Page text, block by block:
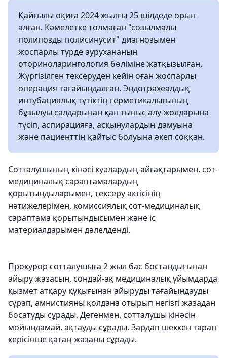
Қайғылы оқиға 2024 жылғы 25 шілдеде орын
алған. Кәмелетке толмаған "созылмалы
полипозды полисинусит" диагнозымен
жоспарлы түрде аурухананың
оториноларингология бөліміне жатқызылған.
Жүргізілген тексеруден кейін оған жоспарлы
операция тағайындалған. Эндотрахеалдық
интубациялық түтіктің герметикалығының
бұзылуы салдарынан қан тыныс алу жолдарына
түсіп, аспирацияға, асқынулардың дамуына
және пациенттің қайтыс болуына әкеп соққан.
Сотталушының кінәсі куәлардың айғақтарымен, сот-
медициналық сараптамалардың
қорытындыларымен, тексеру актісінің
нәтижелерімен, комиссиялық сот-медициналық
сараптама қорытындысымен және іс
материалдарымен дәлелденді.
Прокурор сотталушыға 2 жыл бас бостандығынан
айыру жазасын, сондай-ақ медициналық ұйымдарда
қызмет атқару құқығынан айыруды тағайындауды
сұрап, амнистияны қолдана отырып негізгі жазадан
босатуды сұрады. Дегенмен, сотталушы кінәсін
мойындамай, ақтауды сұрады. Зардап шеккен тарап
керісінше қатаң жазаны сұрады.